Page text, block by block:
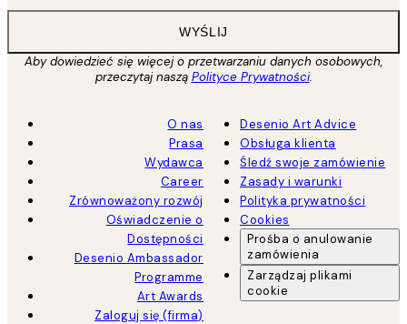
WYŚLIJ
Aby dowiedzieć się więcej o przetwarzaniu danych osobowych,
przeczytaj naszą Polityce Prywatności.
O nas
Prasa
Wydawca
Career
Zrównoważony rozwój
Oświadczenie o
Dostępności
Desenio Ambassador
Programme
Art Awards
Zaloguj się (firma)
Desenio Art Advice
Obsługa klienta
Śledź swoje zamówienie
Zasady i warunki
Polityka prywatności
Cookies
Prośba o anulowanie
zamówienia
Zarządzaj plikami
cookie